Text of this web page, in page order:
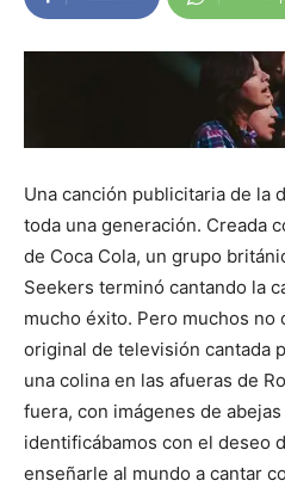
Una canción publicitaria de la
toda una generación. Creada
de Coca Cola, un grupo
Seekers terminó cantando la
mucho éxito. Pero muchos no
original de televisión cantada
una colina en las afueras de
fuera, con imágenes de
identificábamos con el deseo
enseñarle al mundo a cantar